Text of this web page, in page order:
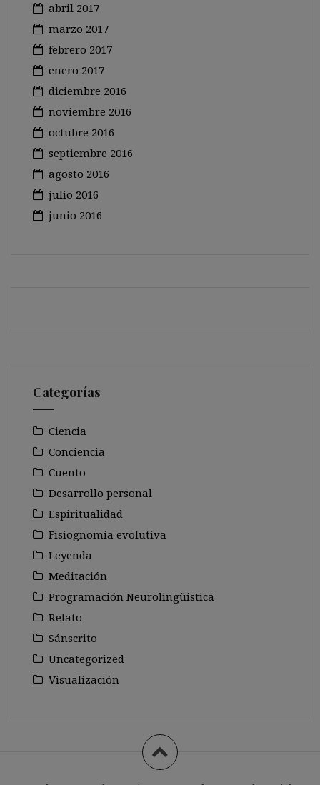
abril 2017
marzo 2017
febrero 2017
enero 2017
diciembre 2016
noviembre 2016
octubre 2016
septiembre 2016
agosto 2016
julio 2016
junio 2016
Categorías
Ciencia
Conciencia
Cuento
Desarrollo personal
Espiritualidad
Fisiognomía evolutiva
Leyenda
Meditación
Programación Neurolingüistica
Relato
Sánscrito
Uncategorized
Visualización